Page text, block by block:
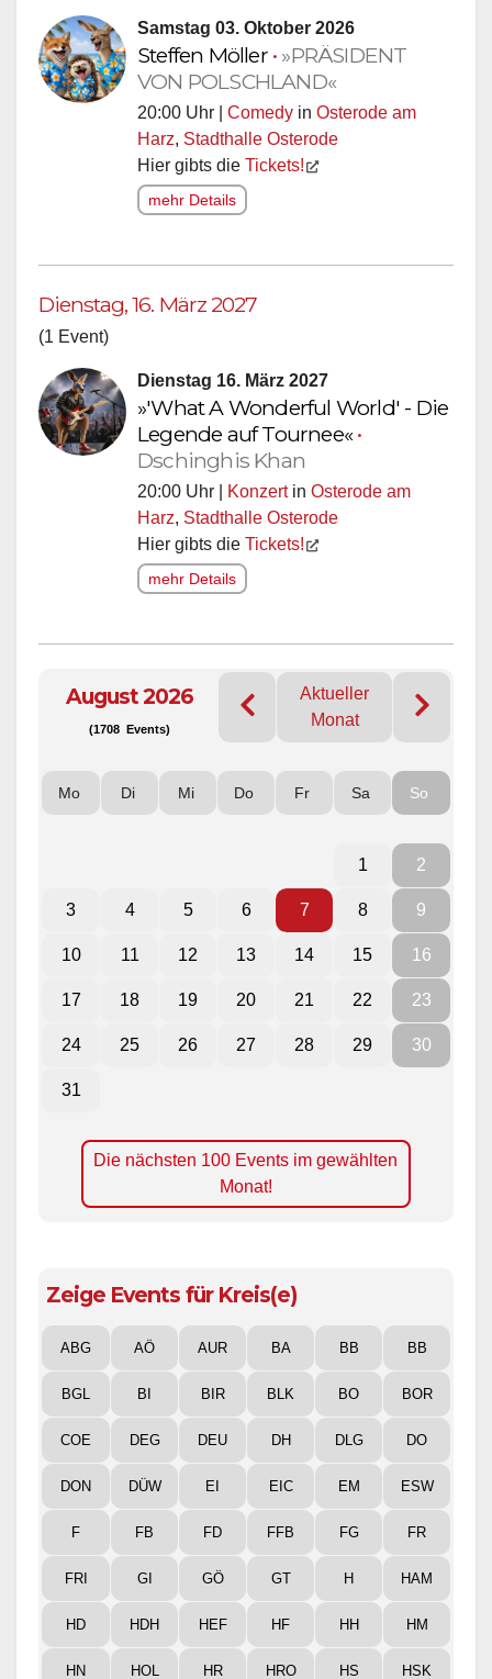
Samstag 03. Oktober 2026
Steffen Möller • »PRÄSIDENT
VON POLSCHLAND«
20:00 Uhr | Comedy in Osterode am
Harz, Stadthalle Osterode
Hier gibts die Tickets!
mehr Details
Dienstag, 16. März 2027
(1 Event)
Dienstag 16. März 2027
»'What A Wonderful World' - Die
Legende auf Tournee«•
Dschinghis Khan
20:00 Uhr | Konzertin Osterode am
Harz, Stadthalle Osterode
Hier gibts die Tickets!
mehr Details
August 2026
(1708 Events)
Aktueller
Monat
Mo Di Mi Do Fr Sa So
1 2
3 4 5 6 7 8 9
10 11 12 13 14 15 16
17 18 19 20 21 22 23
24 25 26 27 28 29 30
31
Die nächsten 100 Events im gewählten
Monat!
Zeige Events für Kreis(e)
ABG AÖ AUR BA BB BB
BGL BI BIR BLK BO BOR
COE DEG DEU DH DLG DO
DON DÜW EI EIC EM ESW
F FB FD FFB FG FR
FRI GI GÖ GT H HAM
HD HDH HEF HF HH HM
HN HOL HR HRO HS HSK